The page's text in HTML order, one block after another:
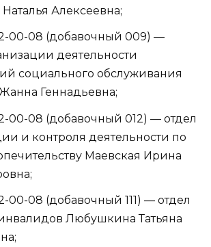
Алексеевна;
00-08 (добавочный 009) —
деятельности
социального обслуживания
Геннадьевна;
00-08 (добавочный 012) — отдел
и контроля деятельности по
Маевская Ирина
00-08 (добавочный 111) — отдел
Любушкина Татьяна